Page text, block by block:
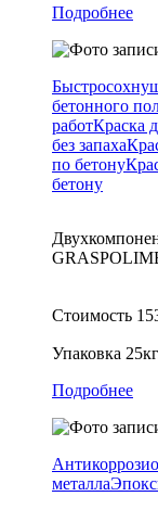
Подробнее
бетонного
работКраска
без запаха
по бетону
бетону
Стоимость
Упаковка
Подробнее
металла